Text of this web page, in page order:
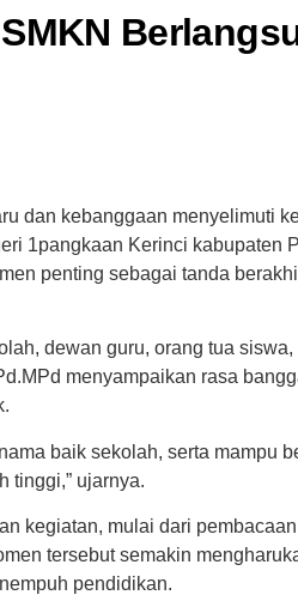
dan kebanggaan menyelimuti
1pangkaan Kerinci kabupaten
penting sebagai tanda
dewan guru, orang tua
menyampaikan rasa
baik sekolah, serta mampu
tinggi,” ujarnya.
kegiatan, mulai dari
tersebut semakin
pendidikan.